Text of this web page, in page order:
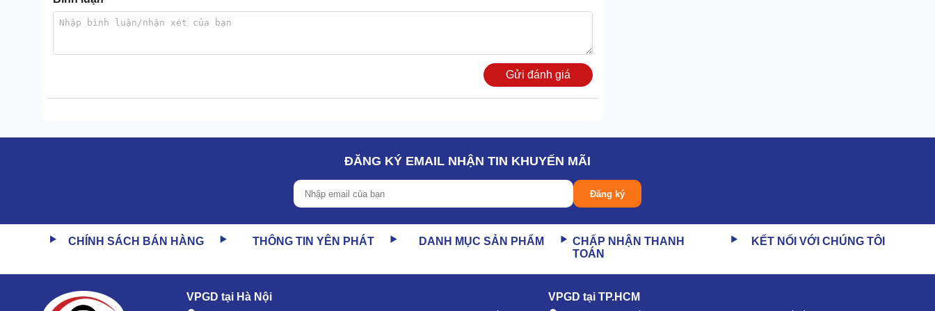
Gửi đánh giá
ĐĂNG KÝ EMAIL NHẬN TIN KHUYẾN MÃI
Đăng ký
CHÍNH SÁCH BÁN HÀNG THÔNG TIN YÊN PHÁT DANH MỤC SẢN PHẨM
CHẤP NHẬN THANH
TOÁN
KẾT NỐI VỚI CHÚNG TÔI
VPGD tại Hà Nội VPGD tại TP.HCM